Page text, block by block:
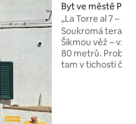
Byt ve městě Pisa
„La Torre al 7 –
na věž“
Soukromá terasa
Šikmou věž –
80 metrů. Probuď
tam v tichosti